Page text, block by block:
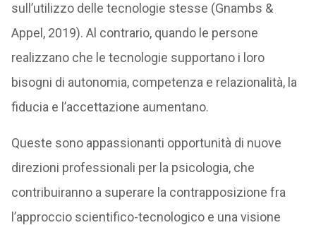
sull’utilizzo delle tecnologie stesse (Gnambs &
Appel, 2019). Al contrario, quando le persone
realizzano che le tecnologie supportano i loro
bisogni di autonomia, competenza e relazionalità, la
fiducia e l’accettazione aumentano.
Queste sono appassionanti opportunità di nuove
direzioni professionali per la psicologia, che
contribuiranno a superare la contrapposizione fra
l’approccio scientifico-tecnologico e una visione